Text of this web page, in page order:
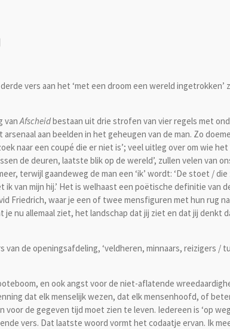
vers aan het ‘met een droom een wereld ingetrokken’
van Afscheidbestaan uit drie strofen van vier regels met
aan beelden in het geheugen van de man. Zo
naar een coupé die er niet is’; veel uitleg over om wie het
de deuren, laatste blik op de wereld’, zullen velen van
terwijl gaandeweg de man een ‘ik’ wordt: ‘De stoet / die
van mijn hij.’ Het is welhaast een poëtische definitie van
Friedrich, waar je een of twee mensfiguren met hun rug
nu allemaal ziet, het landschap dat jij ziet en dat jij denkt
de openingsafdeling, ‘veldheren, minnaars, reizigers /
en ook angst voor de niet-aflatende
dat elk menselijk wezen, dat elk mensenhoofd, of
de gegeven tijd moet zien te leven. Iedereen is ‘op
vers. Dat laatste woord vormt het codaatje ervan. Ik